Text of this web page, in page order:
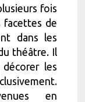
fois
facettes de
dans les
théâtre. Il
les
en